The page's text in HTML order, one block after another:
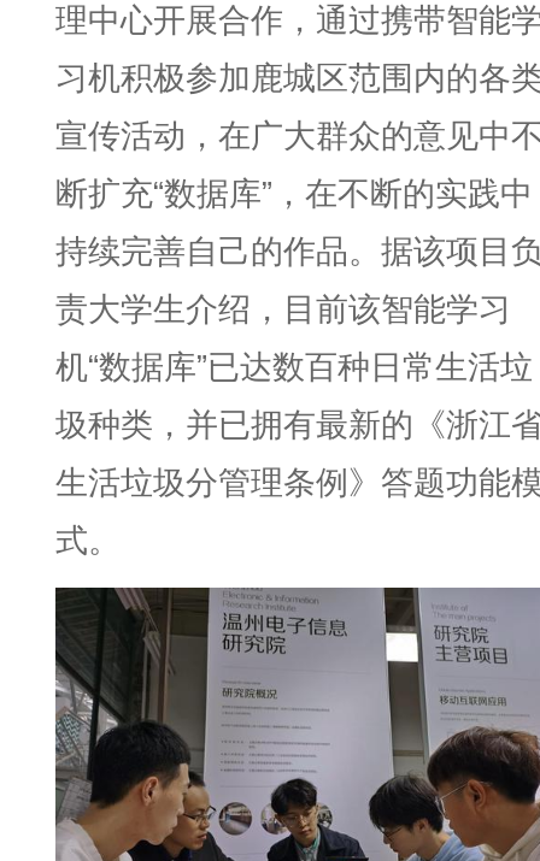
理中心开展合作，通过携带智能
习机积极参加鹿城区范围内的各
宣传活动，在广大群众的意见中
断扩充“数据库”，在不断的实践中
持续完善自己的作品。据该项目
责大学生介绍，目前该智能学习
机“数据库”已达数百种日常生活垃
圾种类，并已拥有最新的《浙江
生活垃圾分管理条例》答题功能
式。